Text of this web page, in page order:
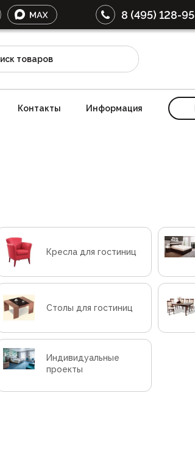
8 (495) 128-
Контакты Информация
Кресла для гостиниц
Столы для гостиниц
Индивидуальные
проекты